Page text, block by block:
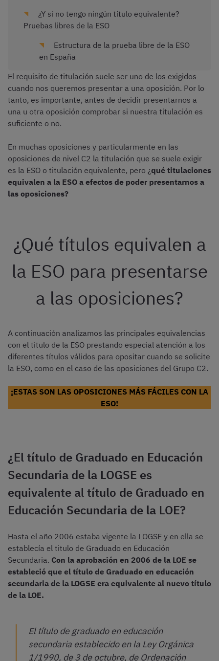
¿Y si no tengo ningún título equivalente?
Pruebas libres de la ESO
Estructura de la prueba libre de la ESO
en España
El requisito de titulación suele ser uno de los exigidos
cuando nos queremos presentar a una oposición. Por lo
tanto, es importante, antes de decidir presentarnos a
una u otra oposición comprobar si nuestra titulación es
suficiente o no.
En muchas oposiciones y particularmente en las
oposiciones de nivel C2 la titulación que se suele exigir
es la ESO o titulación equivalente, pero ¿qué titulaciones
equivalen a la ESO a efectos de poder presentarnos a
las oposiciones?
¿Qué títulos equivalen a
la ESO para presentarse
a las oposiciones?
A continuación analizamos las principales equivalencias
con el titulo de la ESO prestando especial atención a los
diferentes títulos válidos para opositar cuando se solicite
la ESO, como en el caso de las oposiciones del Grupo C2.
¡ESTAS SON LAS OPOSICIONES MÁS FÁCILES CON LA
ESO!
¿El título de Graduado en Educación
Secundaria de la LOGSE es
equivalente al título de Graduado en
Educación Secundaria de la LOE?
Hasta el año 2006 estaba vigente la LOGSE y en ella se
establecía el titulo de Graduado en Educación
Secundaria. Con la aprobación en 2006 de la LOE se
estableció que el título de Graduado en educación
secundaria de la LOGSE era equivalente al nuevo título
de la LOE.
El título de graduado en educación
secundaria establecido en la Ley Orgánica
1/1990, de 3 de octubre, de Ordenación